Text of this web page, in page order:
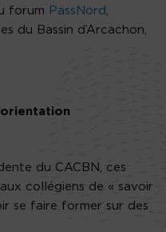
forum PassNord
du Bassin d’Arcachon,
du CACBN, ces
collégiens de « savoir
se faire former sur des